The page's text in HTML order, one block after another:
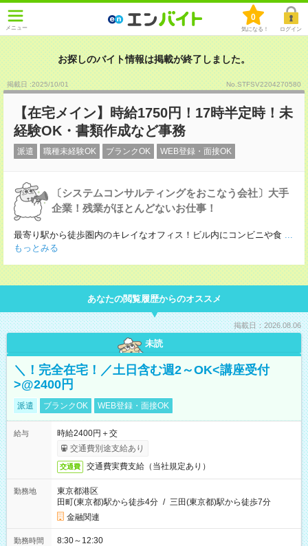
メニュー
0
気になる！ ログイン
お探しのバイト情報は掲載が終了しました。
掲載日 :2025/10/01 No.STFSV2204270580
【在宅メイン】時給1750円！17時半定時！未
経験OK・書類作成など事務
派遣 職種未経験OK ブランクOK WEB登録・面接OK
〔システムコンサルティングをおこなう会社〕大手
企業！残業がほとんどないお仕事！
最寄り駅から徒歩圏内のキレイなオフィス！ビル内にコンビニや食 ...
もっとみる
あなたの閲覧履歴からのオススメ
掲載日：2026.08.06
未読
＼！完全在宅！／土日含む週2～OK<講座受付
>@2400円
派遣 ブランクOK WEB登録・面接OK
給与
時給2400円＋交
交通費別途支給あり
交通費 交通費実費支給（当社規定あり）
勤務地
東京都港区
田町(東京都)駅から徒歩4分 / 三田(東京都)駅から徒歩7分
金融関連
勤務時間 8:30～12:30